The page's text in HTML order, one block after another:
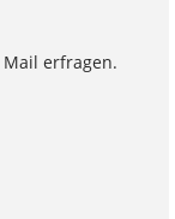
erfragen.